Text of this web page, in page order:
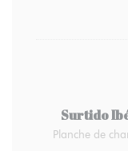
Surtido
Planche de